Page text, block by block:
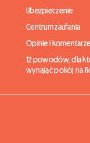
Ubezpieczenie
Centrum zaufania
Opinie i komentarze
12 powodów, dla
wynająć pokój na